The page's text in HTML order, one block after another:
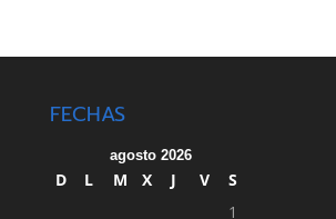
FECHAS
agosto 2026
D L M X J V
S
1